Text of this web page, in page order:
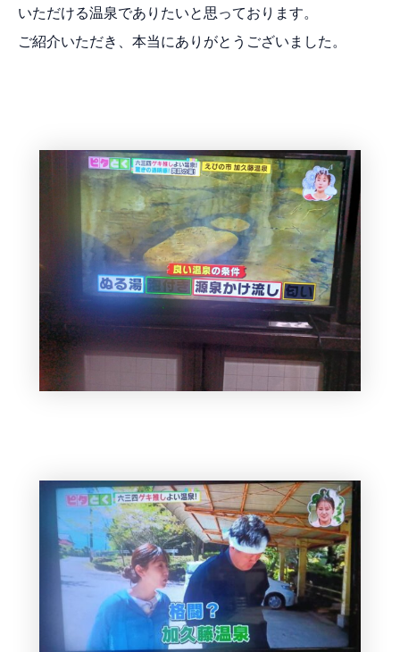
いただける温泉でありたいと思っております。
ご紹介いただき、本当にありがとうございました。